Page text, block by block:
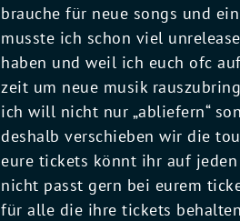
brauche für neue songs und
musste ich schon viel
haben und weil ich euch ofc
zeit um neue musik
ich will nicht nur „abliefern“
deshalb verschieben wir die
eure tickets könnt ihr auf
nicht passt gern bei eurem
für alle die ihre tickets